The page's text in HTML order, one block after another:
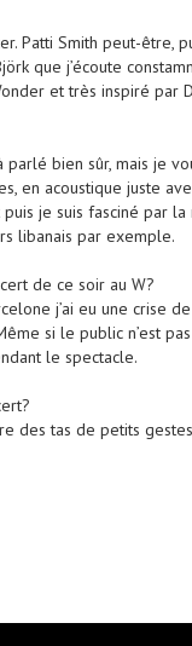
Patti Smith peut-être,
que j’écoute
et très inspiré par
parlé bien sûr, mais je
en acoustique juste
je suis fasciné par
libanais par exemple.
de ce soir au W?
j’ai eu une crise
si le public n’est
le spectacle.
des tas de petits